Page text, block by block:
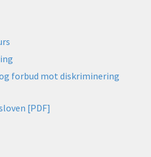
forbud mot diskriminering
[PDF]